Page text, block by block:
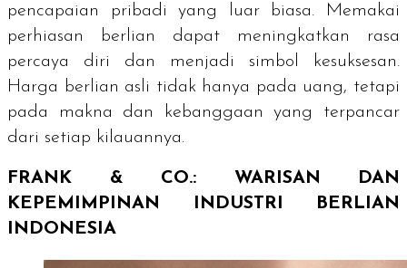
pencapaian pribadi yang luar biasa. Memakai
perhiasan berlian dapat meningkatkan rasa
percaya diri dan menjadi simbol kesuksesan.
Harga berlian asli tidak hanya pada uang, tetapi
pada makna dan kebanggaan yang terpancar
dari setiap kilauannya.
FRANK & CO.: WARISAN DAN
KEPEMIMPINAN INDUSTRI BERLIAN
INDONESIA